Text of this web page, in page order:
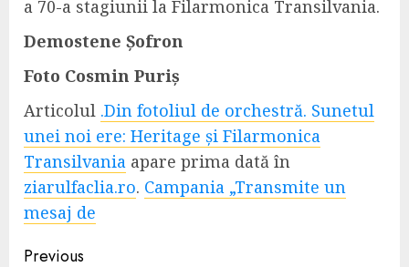
a 70-a stagiunii la Filarmonica Transilvania.
Demostene Șofron
Foto Cosmin Puriș
Articolul .Din fotoliul de orchestră. Sunetul
unei noi ere: Heritage și Filarmonica
Transilvania apare prima dată în
ziarulfaclia.ro. Campania „Transmite un
mesaj de
Continue
Previous